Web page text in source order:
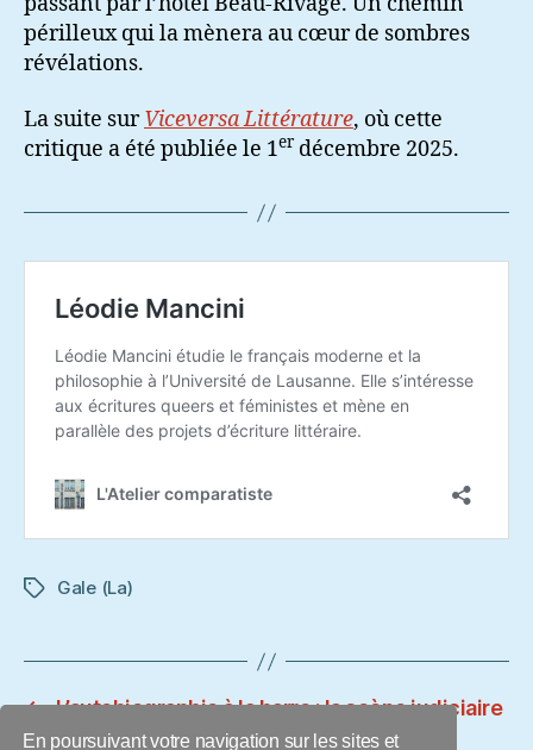
En poursuivant votre navigation sur les sites et
périlleux qui la mènera au cœur de sombres
révélations.
La suite surViceversa Littérature, où cette
critique a été publiée le 1er décembre 2025.
Étiquettes
Gale (La)
← L’autobiographie à la barre : la scène judiciaire
dans le témoignage du trauma sexuel